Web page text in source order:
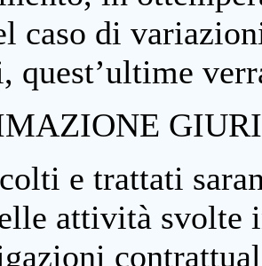
caso di
quest’ultime
e trattati
attività svolte